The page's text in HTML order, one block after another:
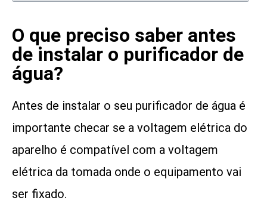
O que preciso saber antes
de instalar o purificador de
água?
Antes de instalar o seu purificador de água é
importante checar se a voltagem elétrica do
aparelho é compatível com a voltagem
elétrica da tomada onde o equipamento vai
ser fixado.